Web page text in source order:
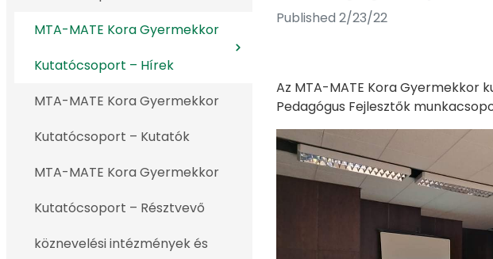
MTA-MATE Kora Gyermekkor
Kutatócsoport – Hírek
MTA-MATE Kora Gyermekkor
Kutatócsoport – Kutatók
MTA-MATE Kora Gyermekkor
Kutatócsoport – Résztvevő
köznevelési intézmények és
Published 2/23/22
Az MTA-MATE Kora
Pedagógus Fejlesztők